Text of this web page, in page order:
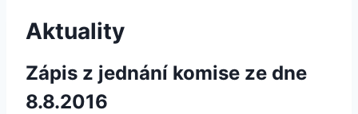
Aktuality
Zápis z jednání komise ze dne
8.8.2016